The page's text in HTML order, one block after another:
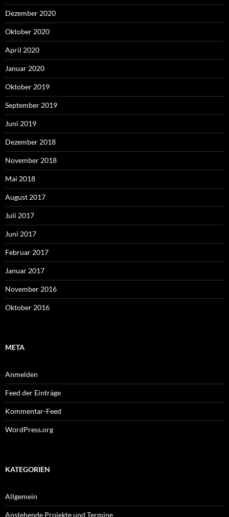
Dezember 2020
Oktober 2020
April 2020
Januar 2020
Oktober 2019
September 2019
Juni 2019
Dezember 2018
November 2018
Mai 2018
August 2017
Juli 2017
Juni 2017
Februar 2017
Januar 2017
November 2016
Oktober 2016
META
Anmelden
Feed der Einträge
Kommentar-Feed
WordPress.org
KATEGORIEN
Allgemein
Anstehende Projekte und Termine